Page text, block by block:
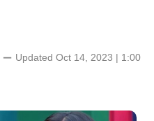
⚊ Updated Oct 14, 2023 | 1:00